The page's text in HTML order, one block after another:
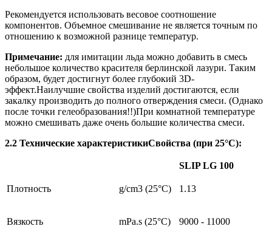
Рекомендуется использовать весовое соотношение
компонентов. Объемное смешивание не является точным по
отношению к возможной разнице температур.
Примечание: для имитации льда можно добавить в смесь
небольшое количество красителя берлинской лазури. Таким
образом, будет достигнут более глубокий 3D-
эффект.Наилучшие свойства изделий достигаются, если
закалку производить до полного отверждения смеси. (Однако
после точки гелеобразования!!)При комнатной температуре
можно смешивать даже очень большие количества смеси.
2.2 Технические характеристикиСвойства (при 25°C):
SLIP LG 100
Плотность g/cm3 (25°C) 1.13
Вязкость mPa.s (25°C) 9000 - 11000